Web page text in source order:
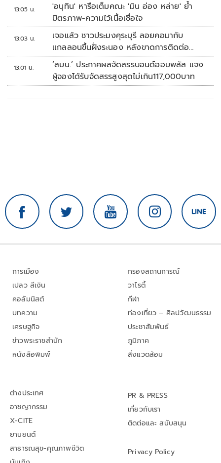
13:05 น.
'อนุทิน' หารือเต็มคณะ 'มิน อ่อง หล่าย' ย้ำ
มิตรภาพ-ความไว้เนื้อเชื่อใจ
13:03 น.
เจอแล้ว ชาวประมงคุระบุรี ลอยคอมากับ
แกลลอนขึ้นฝั่งระนอง หลังขาดการติดต่อ
หลายวัน
13:01 น.
‘สบน.’ ประกาศผลจัดสรรบอนด์ออมพลัส แจง
ผู้จองได้รับจัดสรรสูงสุดไม่เกิน117,000บาท
การเมือง
เปลว สีเงิน
คอลัมนิสต์
บทความ
เศรษฐกิจ
ข่าวพระราชสำนัก
หนังสือพิมพ์
กรองสถานการณ์
วาไรตี้
กีฬา
ท่องเที่ยว – ศิลปวัฒนธรรม
ประชาสัมพันธ์
ภูมิภาค
สิ่งแวดล้อม
ต่างประเทศ
อาชญากรรม
X-CITE
ยานยนต์
สาธารณสุข-คุณภาพชีวิต
PR & PRESS
เกี่ยวกับเรา
ติดต่อและ สนับสนุน
Privacy Policy